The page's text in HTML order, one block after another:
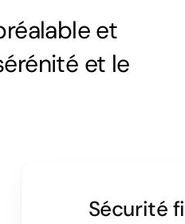
et
et le
Sécurité